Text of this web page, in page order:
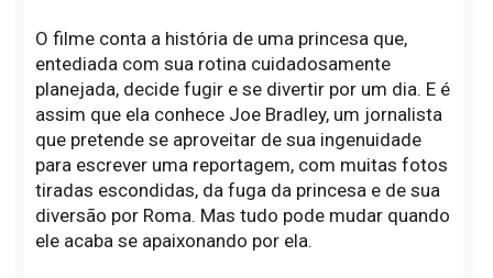
O filme conta a história de uma princesa que,
entediada com sua rotina cuidadosamente
planejada, decide fugir e se divertir por um dia. E é
assim que ela conhece Joe Bradley, um jornalista
que pretende se aproveitar de sua ingenuidade
para escrever uma reportagem, com muitas fotos
tiradas escondidas, da fuga da princesa e de sua
diversão por Roma. Mas tudo pode mudar quando
ele acaba se apaixonando por ela.